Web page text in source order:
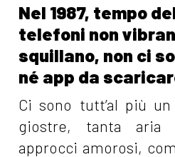
Nel 1987, tempo
telefoni non
squillano, non ci
né app da
Ci sono tutt’al più
giostre, tanta
approcci amorosi,